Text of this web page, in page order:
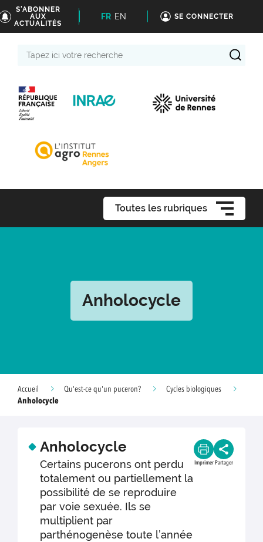
S'ABONNER
AUX
ACTUALITÉS
FR EN SE CONNECTER
Toutes les rubriques
Anholocycle
Accueil Qu'est-ce qu'un puceron?
Cycles biologiques
Anholocycle
Anholocycle
Certains pucerons ont perdu
totalement ou partiellement la
possibilité de se reproduire
par voie sexuée. Ils se
multiplient par
parthénogenèse toute l’année
Imprimer Partager